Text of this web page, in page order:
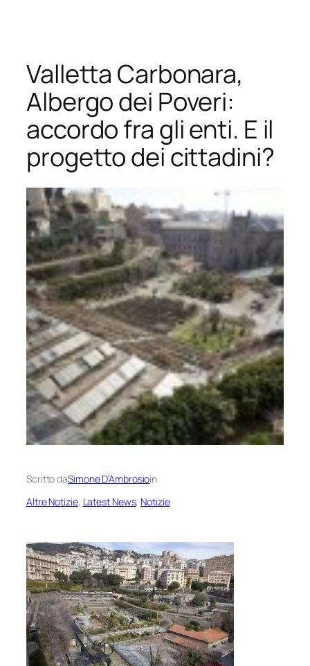
contenuto
Valletta Carbonara,
Albergo dei Poveri:
accordo fra gli enti. E il
progetto dei cittadini?
Scritto daSimone D’Ambrosioin
Altre Notizie, Latest News, Notizie